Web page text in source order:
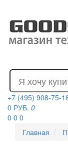
+7 (495) 908-75-
0 РУБ. 0
0 0 0
Главная